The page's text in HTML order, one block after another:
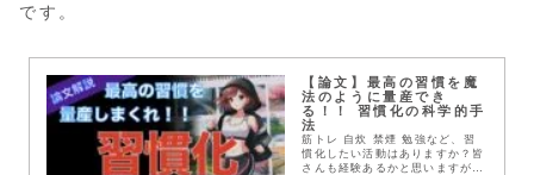
です。
【論文】最高の習慣を魔
法のように量産でき
る！！ 習慣化の科学的手
法
筋トレ 自炊 禁煙 勉強など、習
慣化したい活動はありますか？皆
さんも経験あるかと思いますが、